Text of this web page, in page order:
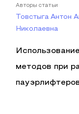
Авторы статьи
Товстыга Антон
Николаевна
методов при